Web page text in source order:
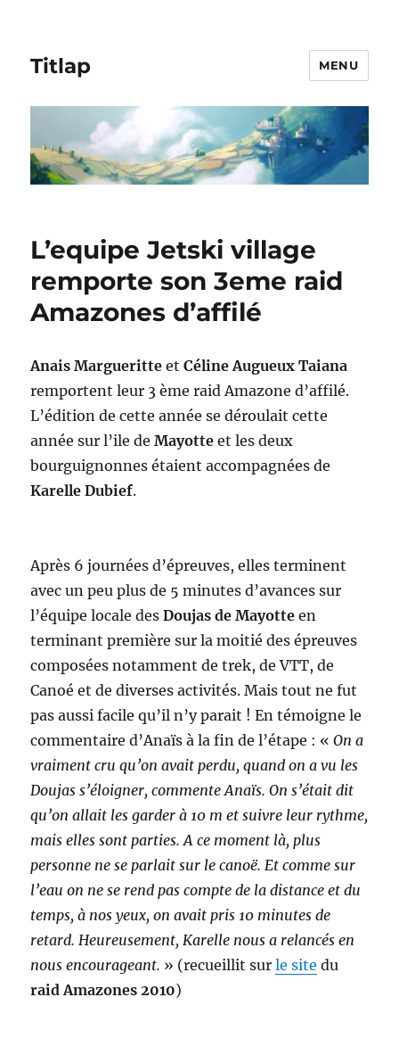
Titlap MENU
L’equipe Jetski village
remporte son 3eme raid
Amazones d’affilé
Anais Margueritte etCéline Augueux Taiana
remportent leur 3 ème raid Amazone d’affilé.
L’édition de cette année se déroulait cette
année sur l’ile deMayotte et les deux
bourguignonnes étaient accompagnées de
Karelle Dubief.
Après 6 journées d’épreuves, elles terminent
avec un peu plus de 5 minutes d’avances sur
l’équipe locale desDoujas de Mayotte en
terminant première sur la moitié des épreuves
composées notamment de trek, de VTT, de
Canoé et de diverses activités. Mais tout ne fut
pas aussi facile qu’il n’y parait ! En témoigne le
commentaire d’Anaïs à la fin de l’étape : «On a
vraiment cru qu’on avait perdu, quand on a vu les
Doujas s’éloigner, commente Anaïs. On s’était dit
qu’on allait les garder à 10 m et suivre leur rythme,
mais elles sont parties. A ce moment là, plus
personne ne se parlait sur le canoë. Et comme sur
l’eau on ne se rend pas compte de la distance et du
temps, à nos yeux, on avait pris 10 minutes de
retard. Heureusement, Karelle nous a relancés en
nous encourageant. » (recueillit surle site du
raid Amazones 2010)